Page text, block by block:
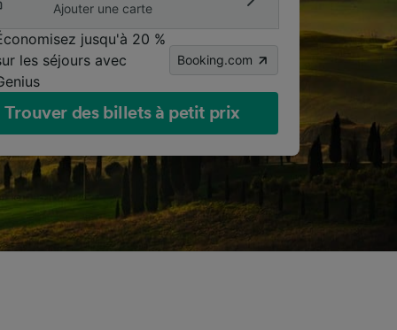
Ajouter une carte
jusqu'à 20 %
les séjours avec
Booking.com
Trouver des billets à petit prix